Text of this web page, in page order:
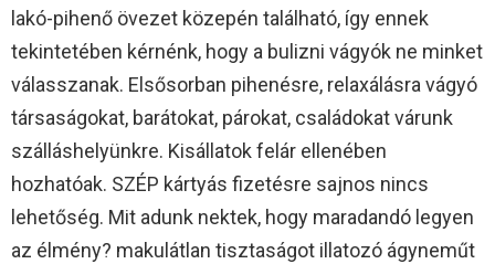
lakó-pihenő övezet közepén található, így ennek
tekintetében kérnénk, hogy a bulizni vágyók ne minket
válasszanak. Elsősorban pihenésre, relaxálásra vágyó
társaságokat, barátokat, párokat, családokat várunk
szálláshelyünkre. Kisállatok felár ellenében
hozhatóak. SZÉP kártyás fizetésre sajnos nincs
lehetőség. Mit adunk nektek, hogy maradandó legyen
az élmény? makulátlan tisztaságot illatozó ágyneműt